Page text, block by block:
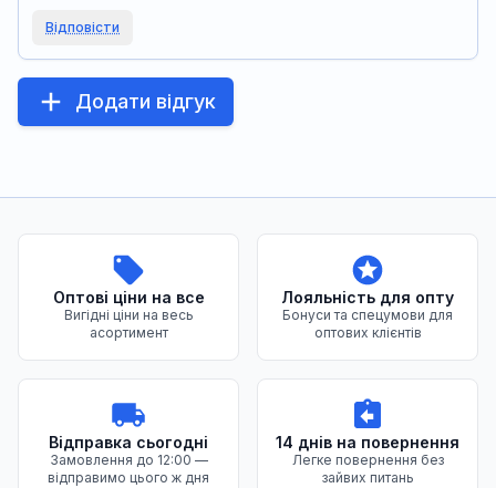
Відповісти
Додати відгук
Переваги нашого магазину
Оптові ціни на все
Вигідні ціни на весь
асортимент
Лояльність для опту
Бонуси та спецумови для
оптових клієнтів
Відправка сьогодні
Замовлення до 12:00 —
відправимо цього ж дня
14 днів на повернення
Легке повернення без
зайвих питань